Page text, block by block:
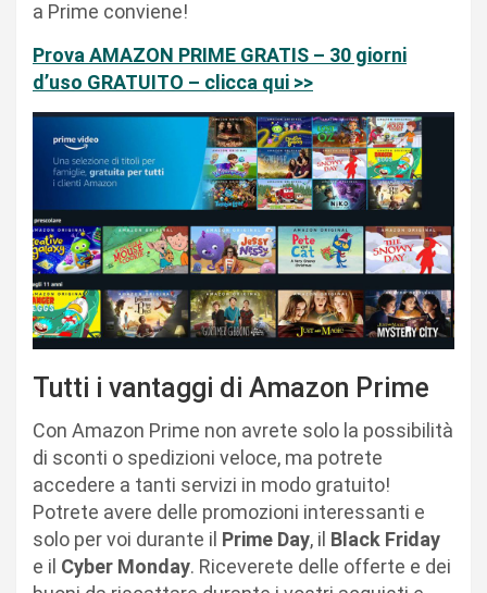
a Prime conviene!
Prova AMAZON PRIME GRATIS – 30 giorni
d’uso GRATUITO – clicca qui >>
Tutti i vantaggi di Amazon Prime
Con Amazon Prime non avrete solo la possibilità
di sconti o spedizioni veloce, ma potrete
accedere a tanti servizi in modo gratuito!
Potrete avere delle promozioni interessanti e
solo per voi durante il Prime Day, il Black Friday
e il Cyber Monday. Riceverete delle offerte e dei